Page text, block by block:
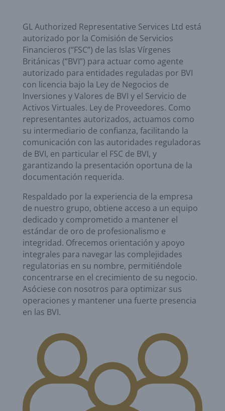
GL Authorized Representative Services Ltd está
autorizado por la Comisión de Servicios
Financieros (“FSC”) de las Islas Vírgenes
Británicas (“BVI”) para actuar como agente
autorizado para entidades reguladas por BVI
con licencia bajo la Ley de Negocios de
Inversiones y Valores de BVI y el Servicio de
Activos Virtuales. Ley de Proveedores. Como
representantes autorizados, actuamos como
su intermediario de confianza, facilitando la
comunicación con las autoridades reguladoras
de BVI, en particular el FSC de BVI, y
garantizando la presentación oportuna de la
documentación requerida.
Respaldado por la experiencia de la empresa
de nuestro grupo, obtiene acceso a un equipo
dedicado y comprometido a mantener el
estándar de oro de profesionalismo e
integridad. Ofrecemos orientación y apoyo
integrales para navegar las complejidades
regulatorias en su nombre, permitiéndole
concentrarse en el crecimiento de su negocio.
Asóciese con nosotros para optimizar sus
operaciones y mantener una fuerte presencia
en las BVI.